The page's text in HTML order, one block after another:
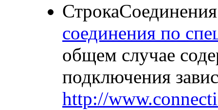
соединения по
общем случае
подключения
http://